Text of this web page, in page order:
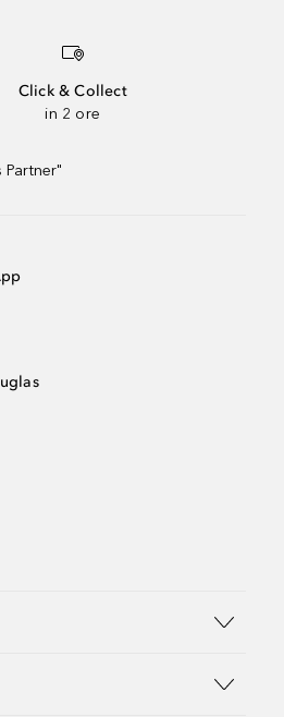
Click & Collect
in 2 ore